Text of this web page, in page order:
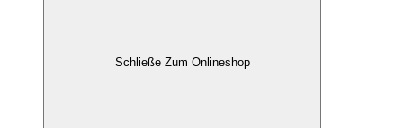
Schließe Zum Onlineshop